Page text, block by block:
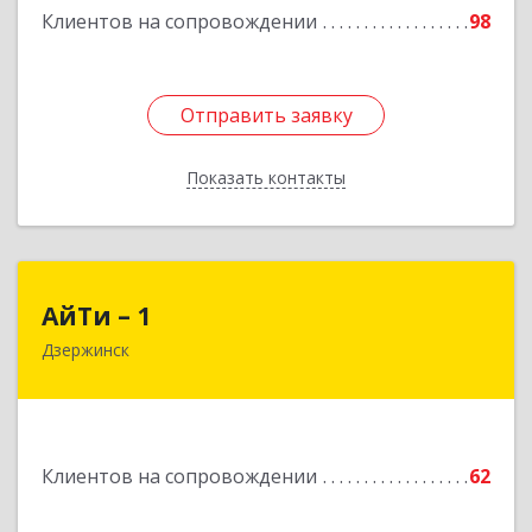
Клиентов на сопровождении 98
Отправить заявку
Показать контакты
Отправить заявку
Назад
АйТи – 1
Дзержинск
Клиентов на сопровождении 62
606015, Нижегородская обл, Дзержинск г,